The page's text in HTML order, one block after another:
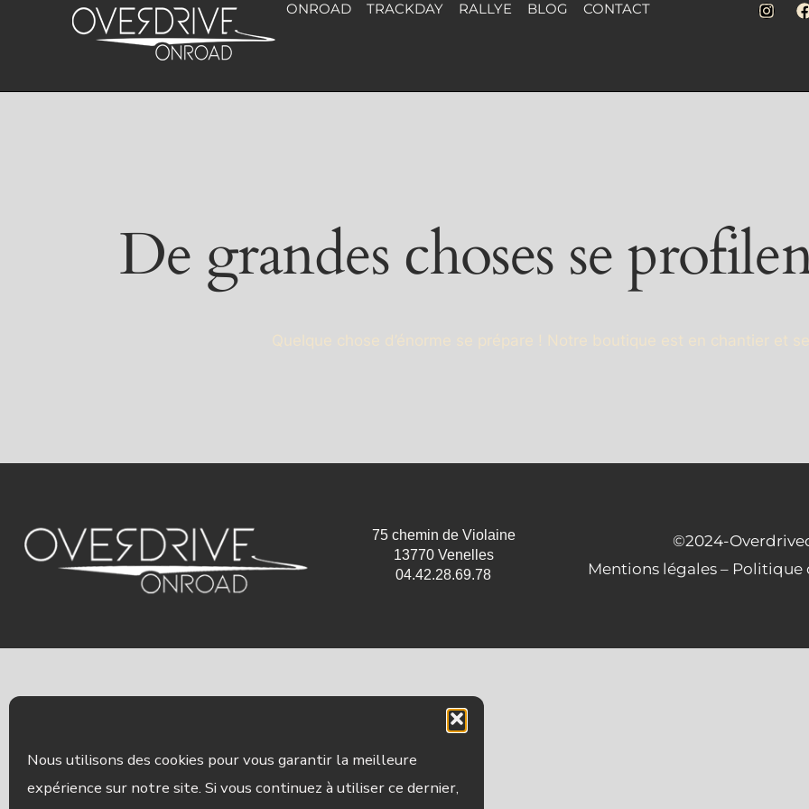
Nous utilisons des cookies pour vous garantir la meilleure
expérience sur notre site. Si vous continuez à utiliser ce dernier,
ONROAD TRACKDAY RALLYE BLOG CONTACT
De grandes choses se
75 chemin de Violaine
13770 Venelles
04.42.28.69.78
©2024-
Mentions légales– Politique